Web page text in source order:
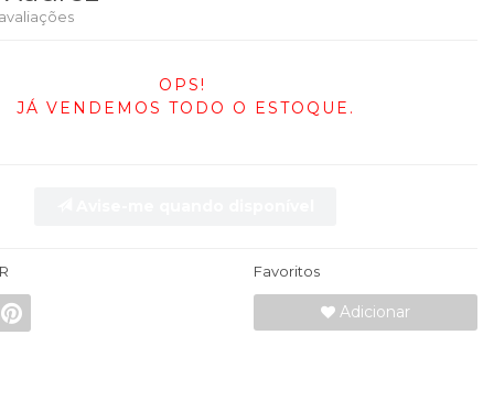
avaliações
OPS!
JÁ VENDEMOS TODO O ESTOQUE.
Favoritos
Adicionar